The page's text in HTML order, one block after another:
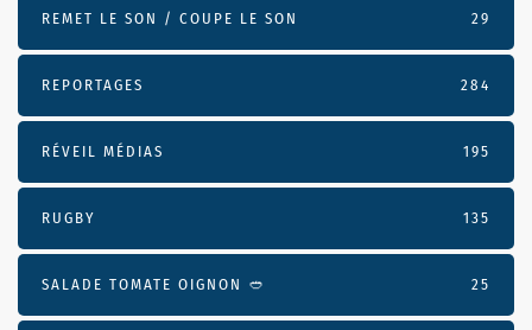
REMET LE SON / COUPE LE SON 29
REPORTAGES 284
RÉVEIL MÉDIAS 195
RUGBY 135
SALADE TOMATE OIGNON 🥙 25